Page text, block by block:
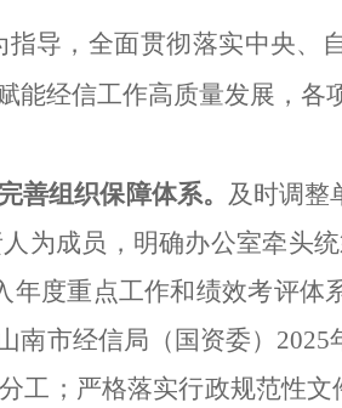
导，全面贯彻落实中央、
经信工作高质量发展，各
完善组织保障体系。 及时调整
为成员，明确办公室牵头
度重点工作和绩效考评体
南市经信局（国资委）
；严格落实行政规范性文